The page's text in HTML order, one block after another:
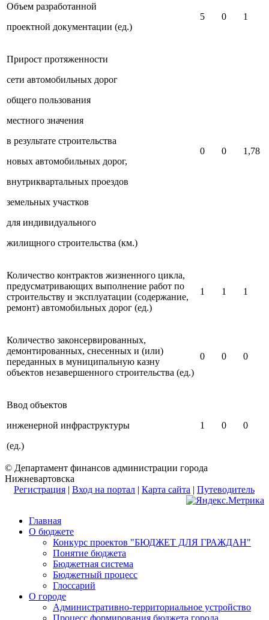
Объем разработанной
проектной документации (ед.)
5 0 1
Прирост протяженности
сети автомобильных дорог
общего пользования
местного значения
в результате строительства
новых автомобильных дорог,
внутриквартальных проездов
земельных участков
для индивидуального
жилищного строительства (км.)
0 0 1,78
Количество контрактов жизненного цикла,
предусматривающих выполнение работ по
строительству и эксплуатации (содержание,
ремонт) автомобильных дорог (ед.)
1 1 1
Количество законсервированных,
демонтированных, снесенных и (или)
переданных в муниципальную казну
объектов незавершенного строительства (ед.)
0 0 0
Ввод объектов
инженерной инфраструктуры
(ед.)
1 0 0
© Департамент финансов администрации города
Нижневартовска
Регистрация | Вход на портал | Карта сайта | Путеводитель
Главная
О бюджете
Конкурс проектов "БЮДЖЕТ ДЛЯ ГРАЖДАН"
Понятие бюджета
Бюджетная система
Бюджетный процесс
Глоссарий
О городе
Административно-территориальное устройство
Процесс формирования бюджета города